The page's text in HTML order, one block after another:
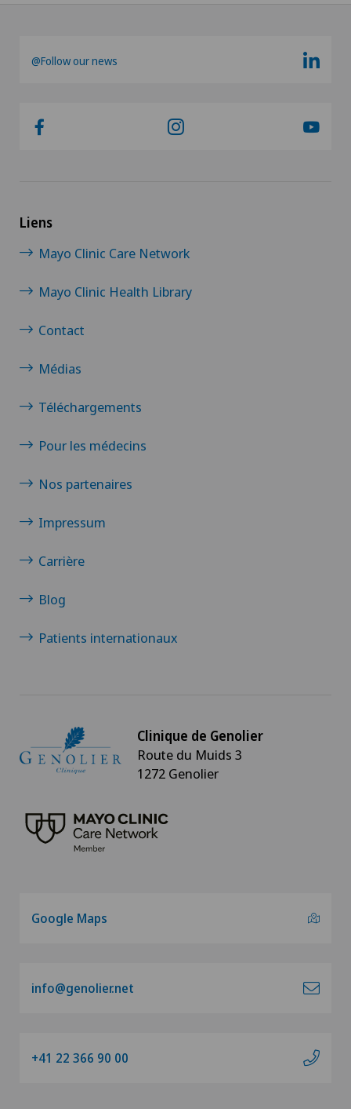
@Follow our news
Liens
Mayo Clinic Care Network
Mayo Clinic Health Library
Contact
Médias
Téléchargements
Pour les médecins
Nos partenaires
Impressum
Carrière
Blog
Patients internationaux
Clinique de Genolier
Route du Muids 3
1272 Genolier
Google Maps
info@genolier.net
+41 22 366 90 00